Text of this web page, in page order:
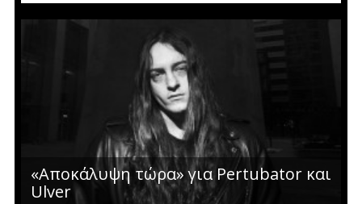
«Αποκάλυψη τώρα» για Pertubator και
Ulver